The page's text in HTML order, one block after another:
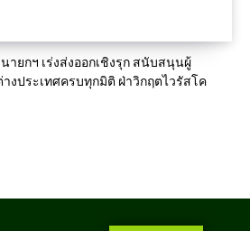
ายกฯ เร่งส่งออกเชิงรุก สนับสนุนผู้
งประเทศครบทุกมิติ ฝ่าวิกฤตไวรัสโค